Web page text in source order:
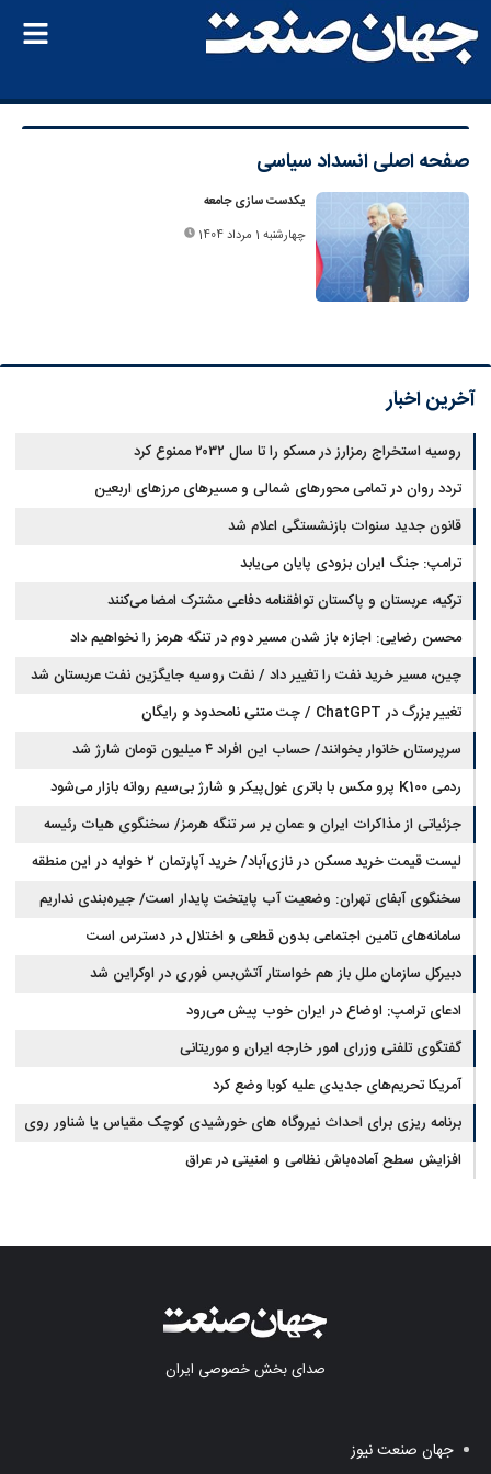
صفحه اصلیانسداد سیاسی
یکدست‌ سازی جامعه
چهارشنبه 1 مرداد 1404
آخرین اخبار
روسیه استخراج رمزارز در مسکو را تا سال ۲۰۳۲ ممنوع کرد
تردد روان در تمامی محورهای شمالی و مسیرهای مرزهای اربعین
قانون جدید سنوات بازنشستگی اعلام شد
ترامپ: جنگ ایران بزودی پایان می‌یابد
ترکیه، عربستان و پاکستان توافقنامه دفاعی مشترک امضا می‌کنند
محسن رضایی: اجازه باز شدن مسیر دوم در تنگه هرمز را نخواهیم داد
چین، مسیر خرید نفت را تغییر داد / نفت روسیه جایگزین نفت عربستان شد
تغییر بزرگ در ChatGPT / چت متنی نامحدود و رایگان
سرپرستان خانوار بخوانند/ حساب این افراد ۴ میلیون تومان شارژ شد
ردمی K100 پرو مکس با باتری غول‌پیکر و شارژ بی‌سیم روانه بازار می‌شود
جزئیاتی از مذاکرات ایران و عمان بر سر تنگه هرمز/ سخنگوی هیات رئیسه
مجلس: بیانیه‌ای شامل تصحیح مسیر تردد دریایی در تنگه، در آستانه نهایی شدن
است
لیست قیمت خرید مسکن در نازی‌آباد/ خرید آپارتمان ۲ خوابه در این منطقه
چقدر سرمایه نیاز دارد؟ + جدول مردادماه ۱۴۰۵
سخنگوی آبفای تهران: وضعیت آب پایتخت پایدار است/ جیره‌بندی نداریم
سامانه‌های تامین اجتماعی بدون قطعی و اختلال در دسترس است
دبیرکل سازمان ملل باز هم خواستار آتش‌بس فوری در اوکراین شد
ادعای ترامپ: اوضاع در ایران خوب پیش می‌رود
گفتگوی تلفنی وزرای امور خارجه ایران و موریتانی
آمریکا تحریم‌های جدیدی علیه کوبا وضع کرد
برنامه ریزی برای احداث نیروگاه های خورشیدی کوچک مقیاس یا شناور روی
آب در مازندران
افزایش سطح آماده‌باش نظامی و امنیتی در عراق
صدای بخش خصوصی ایران
جهان صنعت نیوز